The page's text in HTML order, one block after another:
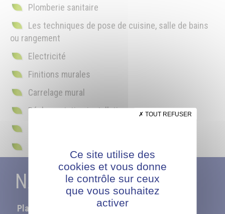
Plomberie sanitaire
Les techniques de pose de cuisine, salle de bains
ou rangement
Electricité
Finitions murales
Carrelage mural
Réglementation installation gaz
NAVIGATION
Plan du site
Ce site utilise des
cookies et vous donne
le contrôle sur ceux
que vous souhaitez
activer
TOUT REFUSER